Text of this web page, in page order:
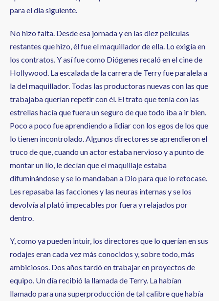
para el día siguiente.
No hizo falta. Desde esa jornada y en las diez películas
restantes que hizo, él fue el maquillador de ella. Lo exigía en
los contratos. Y así fue como Diógenes recaló en el cine de
Hollywood. La escalada de la carrera de Terry fue paralela a
la del maquillador. Todas las productoras nuevas con las que
trabajaba querían repetir con él. El trato que tenía con las
estrellas hacía que fuera un seguro de que todo iba a ir bien.
Poco a poco fue aprendiendo a lidiar con los egos de los que
lo tienen incontrolado. Algunos directores se aprendieron el
truco de que, cuando un actor estaba nervioso y a punto de
montar un lío, le decían que el maquillaje estaba
difuminándose y se lo mandaban a Dio para que lo retocase.
Les repasaba las facciones y las neuras internas y se los
devolvía al plató impecables por fuera y relajados por
dentro.
Y, como ya pueden intuir, los directores que lo querían en sus
rodajes eran cada vez más conocidos y, sobre todo, más
ambiciosos. Dos años tardó en trabajar en proyectos de
equipo. Un día recibió la llamada de Terry. La habían
llamado para una superproducción de tal calibre que había